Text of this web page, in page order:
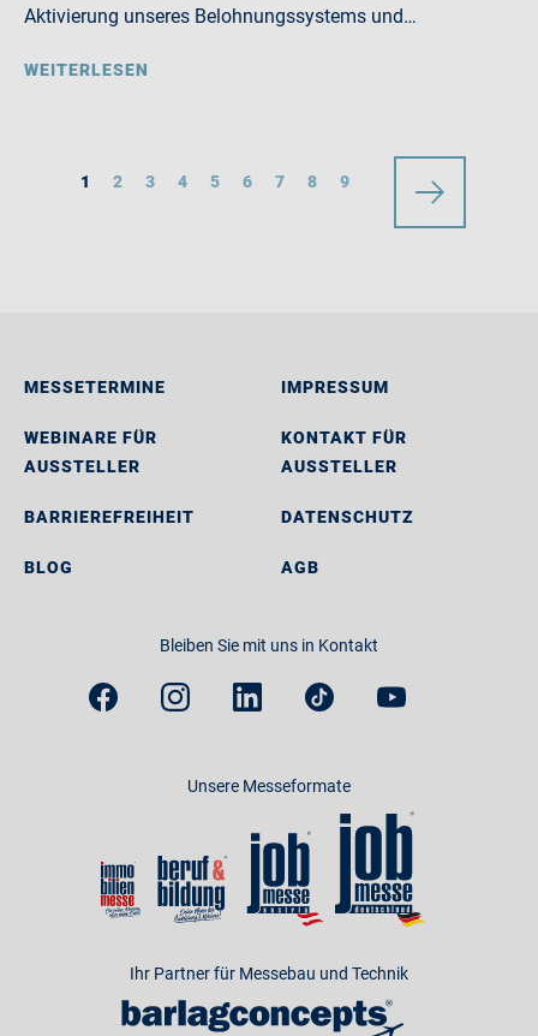
Aktivierung unseres Belohnungssystems und…
WEITERLESEN
1 2 3 4 5 6 7 8 9
MESSETERMINE
WEBINARE FÜR
AUSSTELLER
BARRIEREFREIHEIT
BLOG
IMPRESSUM
KONTAKT FÜR
AUSSTELLER
DATENSCHUTZ
AGB
Bleiben Sie mit uns in Kontakt
Unsere Messeformate
Ihr Partner für Messebau und Technik